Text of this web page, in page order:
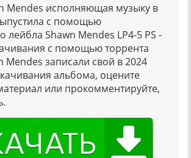
Mendes исполняющая музыку в
с помощью
лейбла Shawn Mendes LP4-5 PS -
с помощью торрента
Mendes записали свой в 2024
альбома, оцените
или прокомментируйте,